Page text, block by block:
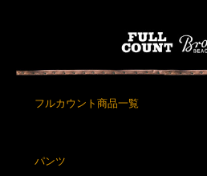
フルカウント商品一覧
パンツ